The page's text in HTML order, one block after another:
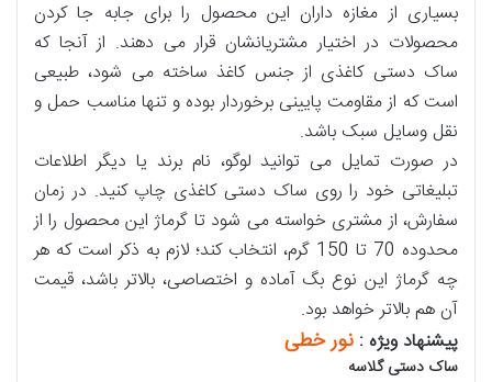
بسیاری از مغازه داران این محصول را برای جابه جا کردن
محصولات در اختیار مشتریانشان قرار می دهند. از آنجا که
ساک دستی کاغذی از جنس کاغذ ساخته می شود، طبیعی
است که از مقاومت پایینی برخوردار بوده و تنها مناسب حمل و
نقل وسایل سبک باشد.
در صورت تمایل می توانید لوگو، نام برند یا دیگر اطلاعات
تبلیغاتی خود را روی ساک دستی کاغذی چاپ کنید. در زمان
سفارش، از مشتری خواسته می شود تا گرماژ این محصول را از
محدوده 70 تا 150 گرم، انتخاب کند؛ لازم به ذکر است که هر
چه گرماژ این نوع بگ آماده و اختصاصی، بالاتر باشد، قیمت
آن هم بالاتر خواهد بود.
پیشنهاد ویژه : نور خطی
ساک دستی گلاسه